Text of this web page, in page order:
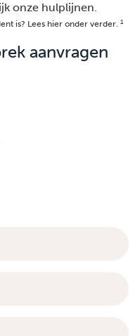
onze hulplijnen.
is? Lees hier onder verder. 1
aanvragen